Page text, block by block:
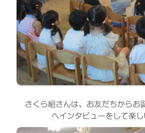
さくら組さんは、お友だちからお
へインタビューをして楽し